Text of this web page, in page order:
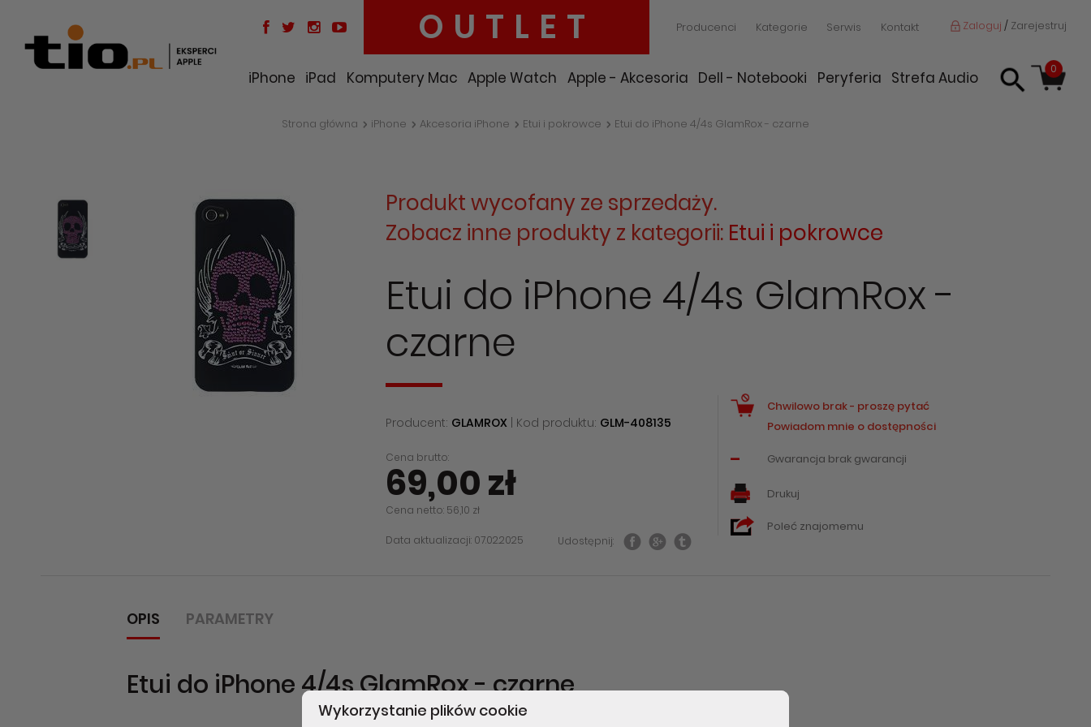
OUTLET Producenci Kategorie Serwis Kontakt Zaloguj / Zarejestruj
0
iPhone iPad Komputery Mac Apple Watch Apple - Akcesoria Dell - Notebooki Peryferia Strefa Audio
Strona główna iPhone Akcesoria iPhone Etui i pokrowce Etui do iPhone 4/4s GlamRox - czarne
Produkt wycofany ze sprzedaży.
Zobacz inne produkty z kategorii: Etui i pokrowce
Etui do iPhone 4/4s GlamRox -
czarne
Producent: GLAMROX| Kod produktu: GLM-408135
Cena brutto:
69,00 zł
Cena netto: 56,10 zł
Data aktualizacji: 07.02.2025 Udostępnij:
Chwilowo brak - proszę pytać
Powiadom mnie o dostępności
- Gwarancja brak gwarancji
Drukuj
Poleć znajomemu
OPIS PARAMETRY
Etui do iPhone 4/4s GlamRox - czarne
Wykorzystanie plików cookie